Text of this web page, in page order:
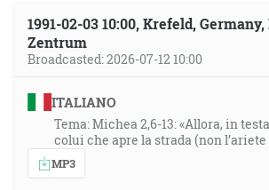
1991-02-03 10:00, Krefeld,
Zentrum
Broadcasted: 2026-07-12 10:00
ITALIANO
Tema: Michea 2,6-13: «Allora, in
colui che apre la strada (non l’ariete
MP3